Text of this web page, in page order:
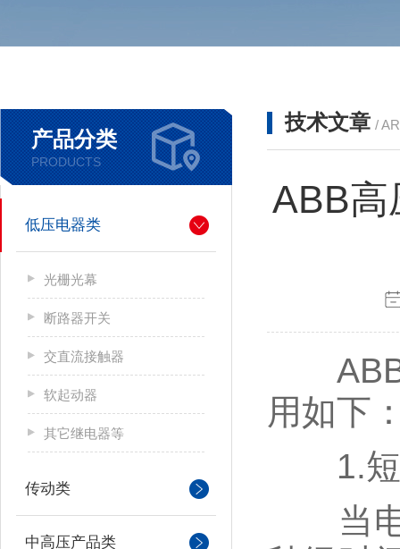
产品分类
PRODUCTS
低压电器类
光栅光幕
断路器开关
交直流接触器
软起动器
其它继电器等
传动类
中高压产品类
技术文章 /
ABB高
ABB
用如下
1.短
当电